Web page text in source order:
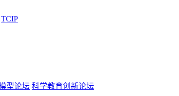
TCIP
型论坛 科学教育创新论坛